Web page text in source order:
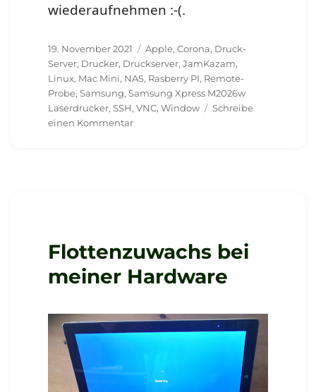
wiederaufnehmen :-(.
Veröffentlicht
am
19. November 2021 Schlagwörter
Apple,Corona, Druck-
Server, Drucker, Druckserver,JamKazam,
Linux, Mac Mini, NAS, Rasberry PI, Remote-
Probe,Samsung,Samsung Xpress M2026w
Laserdrucker,SSH,VNC,Window
Schreibe
einen Kommentarzu
Flottenzuwachs bei
meiner Hardware